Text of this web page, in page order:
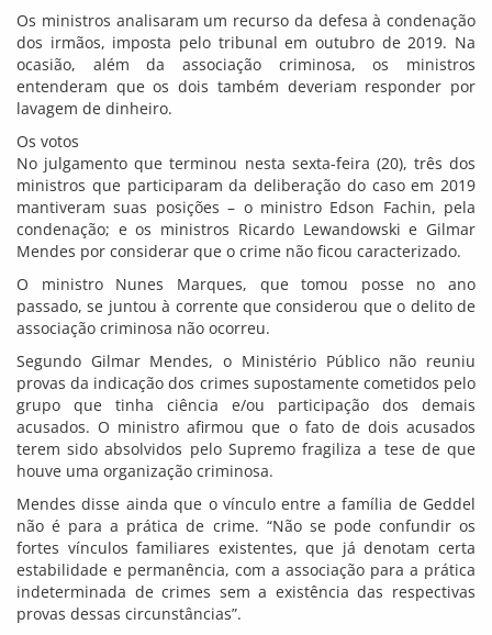
Os ministros analisaram um recurso da defesa à condenação
dos irmãos, imposta pelo tribunal em outubro de 2019. Na
ocasião, além da associação criminosa, os ministros
entenderam que os dois também deveriam responder por
lavagem de dinheiro.
Os votos
No julgamento que terminou nesta sexta-feira (20), três dos
ministros que participaram da deliberação do caso em 2019
mantiveram suas posições – o ministro Edson Fachin, pela
condenação; e os ministros Ricardo Lewandowski e Gilmar
Mendes por considerar que o crime não ficou caracterizado.
O ministro Nunes Marques, que tomou posse no ano
passado, se juntou à corrente que considerou que o delito de
associação criminosa não ocorreu.
Segundo Gilmar Mendes, o Ministério Público não reuniu
provas da indicação dos crimes supostamente cometidos pelo
grupo que tinha ciência e/ou participação dos demais
acusados. O ministro afirmou que o fato de dois acusados
terem sido absolvidos pelo Supremo fragiliza a tese de que
houve uma organização criminosa.
Mendes disse ainda que o vínculo entre a família de Geddel
não é para a prática de crime. “Não se pode confundir os
fortes vínculos familiares existentes, que já denotam certa
estabilidade e permanência, com a associação para a prática
indeterminada de crimes sem a existência das respectivas
provas dessas circunstâncias”.